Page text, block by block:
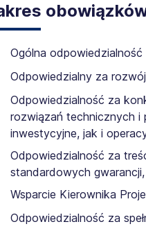
Ogólna odpowiedzialność
Odpowiedzialny za
Odpowiedzialność za
rozwiązań technicznych i
inwestycyjne, jak i
Odpowiedzialność za
standardowych
Wsparcie Kierownika
Odpowiedzialność za